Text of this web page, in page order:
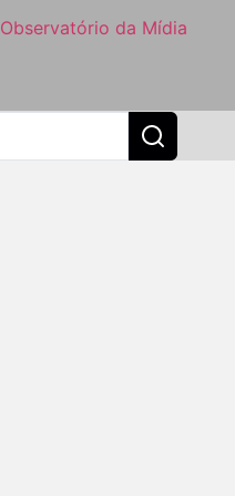
Observatório da Mídia